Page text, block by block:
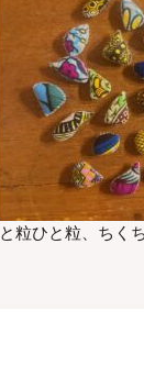
と粒ひと粒、ちく